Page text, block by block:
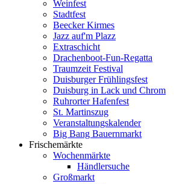
Weinfest
Stadtfest
Beecker Kirmes
Jazz auf'm Plazz
Extraschicht
Drachenboot-Fun-Regatta
Traumzeit Festival
Duisburger Frühlingsfest
Duisburg in Lack und Chrom
Ruhrorter Hafenfest
St. Martinszug
Veranstaltungskalender
Big Bang Bauernmarkt
Frischemärkte
Wochenmärkte
Händlersuche
Großmarkt